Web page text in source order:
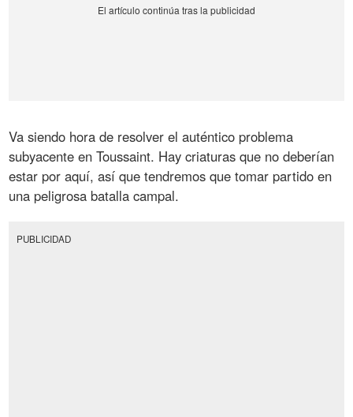
Va siendo hora de resolver el auténtico problema
subyacente en Toussaint. Hay criaturas que no deberían
estar por aquí, así que tendremos que tomar partido en
una peligrosa batalla campal.
PUBLICIDAD